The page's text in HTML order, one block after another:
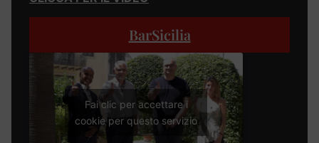
BarSicilia
Fai clic per accettare i
cookie per questo servizio